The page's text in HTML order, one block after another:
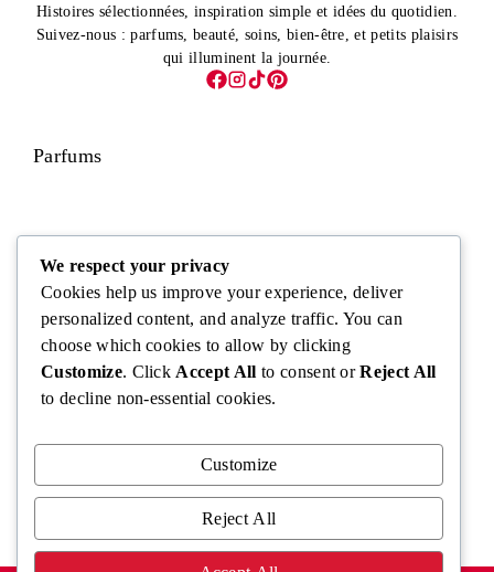
Histoires sélectionnées, inspiration simple et idées du quotidien.
Suivez-nous : parfums, beauté, soins, bien-être, et petits plaisirs
qui illuminent la journée.
Parfums
Visage
Corps
We respect your privacy
Cookies help us improve your experience, deliver
personalized content, and analyze traffic. You can
choose which cookies to allow by clicking
Customize. Click Accept All to consent orReject All
to decline non-essential cookies.
Customize
Reject All